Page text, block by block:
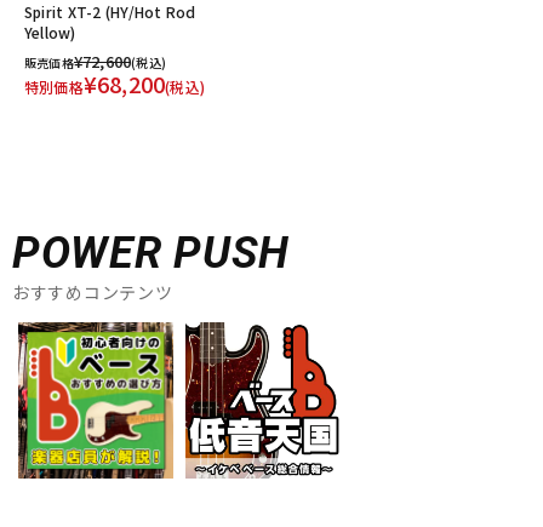
Spirit XT-2 (HY/Hot Rod
Yellow)
販売価格¥72,600(税込)
特別価格¥68,200(税込)
POWER PUSH
おすすめコンテンツ